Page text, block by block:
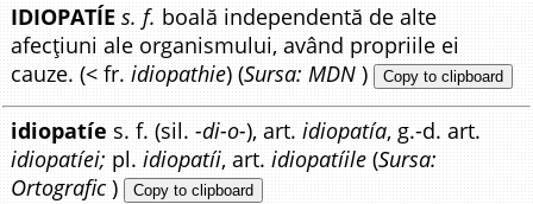
IDIOPATÍE s. f. boală independentă de alte
afecțiuni ale organismului, având propriile ei
cauze. (< fr.idiopathie) (Sursa: MDN ) Copy to clipboard
idiopatíe s. f. (sil.-di-o-), art.idiopatía, g.-d. art.
idiopatíei; pl.idiopatíi, art.idiopatíile (Sursa:
Ortografic ) Copy to clipboard